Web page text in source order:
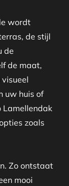
wordt
de stijl
de
de maat,
uw huis of
Lamellendak
zoals
Zo ontstaat
mooi